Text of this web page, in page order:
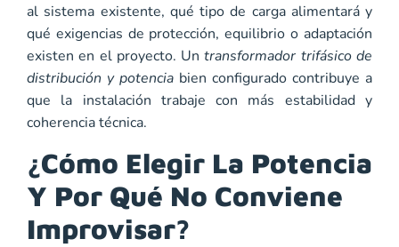
al sistema existente, qué tipo de carga alimentará y
qué exigencias de protección, equilibrio o adaptación
existen en el proyecto. Untransformador trifásico de
distribución y potencia bien configurado contribuye a
que la instalación trabaje con más estabilidad y
coherencia técnica.
¿Cómo Elegir La Potencia
Y Por Qué No Conviene
Improvisar?